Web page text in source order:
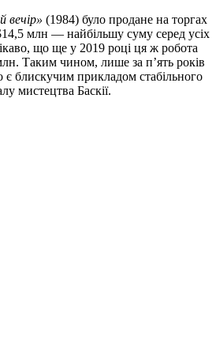
вечір» (1984) було продане на торгах
млн — найбільшу суму серед усіх
що ще у 2019 році ця ж робота
Таким чином, лише за п’ять років
є блискучим прикладом стабільного
мистецтва Баскії.